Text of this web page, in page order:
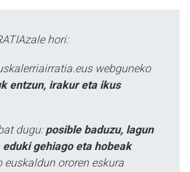
hori:
webguneko
entzun, irakur eta ikus
dugu: posible baduzu, lagun
gehiago eta hobeak
euskaldun ororen eskura